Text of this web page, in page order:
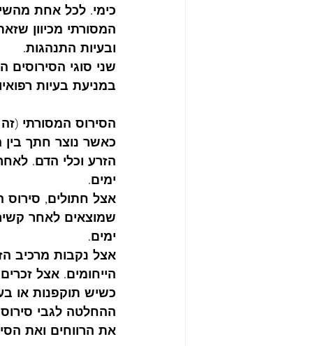
כימי. לכל אחת
המסורתי מכיוון
ובעיות
שני סוגי הסירוסים
במניעת בעיות
הסירוס המסורתי
כאשר נוצר חתך בין
ימים.
אצל חתולים,
שמוצאים לאחר
ימים.
אצל נקבות מרכיב
הייחומים. אצל
כשיש תוקפנות או
ההחלטה לגבי
את הרווחים ואת